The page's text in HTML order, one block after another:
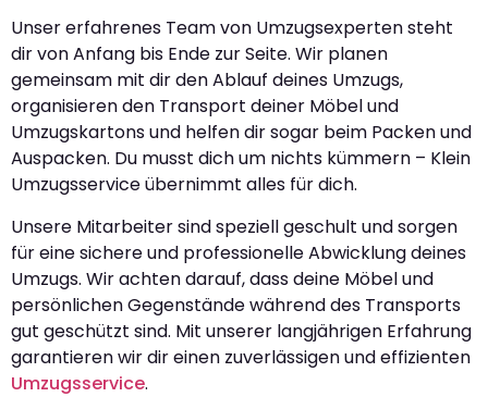
Unser erfahrenes Team von Umzugsexperten steht
dir von Anfang bis Ende zur Seite. Wir planen
gemeinsam mit dir den Ablauf deines Umzugs,
organisieren den Transport deiner Möbel und
Umzugskartons und helfen dir sogar beim Packen und
Auspacken. Du musst dich um nichts kümmern – Klein
Umzugsservice übernimmt alles für dich.
Unsere Mitarbeiter sind speziell geschult und sorgen
für eine sichere und professionelle Abwicklung deines
Umzugs. Wir achten darauf, dass deine Möbel und
persönlichen Gegenstände während des Transports
gut geschützt sind. Mit unserer langjährigen Erfahrung
garantieren wir dir einen zuverlässigen und effizienten
Umzugsservice.